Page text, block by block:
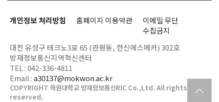
개인정보 처리방침 홈페이지 이용약관
이메일 무단
수집금지
대전 유성구 테크노3로 65 (관평동, 한신에스메카) 302호
방재정보통신지역혁신센터
TEL :042-336-4811
Email :a30137@mokwon.ac.kr
COPYRIGHT 목원대학교 방재정보통신RIC Co.,Ltd. All rights
reserved.
상단으로